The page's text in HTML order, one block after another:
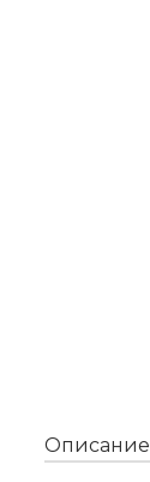
Описание